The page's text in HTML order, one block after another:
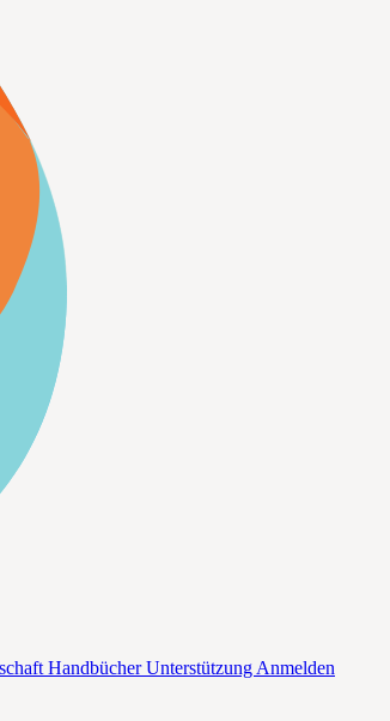
HandbücherUnterstützung Anmelden